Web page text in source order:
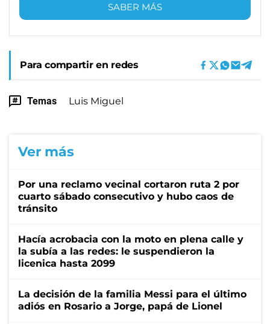
SABER MÁS
Para compartir en redes
Temas Luis Miguel
Ver más
Por una reclamo vecinal cortaron ruta 2 por
cuarto sábado consecutivo y hubo caos de
tránsito
Hacía acrobacia con la moto en plena calle y
la subía a las redes: le suspendieron la
licenica hasta 2099
La decisión de la familia Messi para el último
adiós en Rosario a Jorge, papá de Lionel